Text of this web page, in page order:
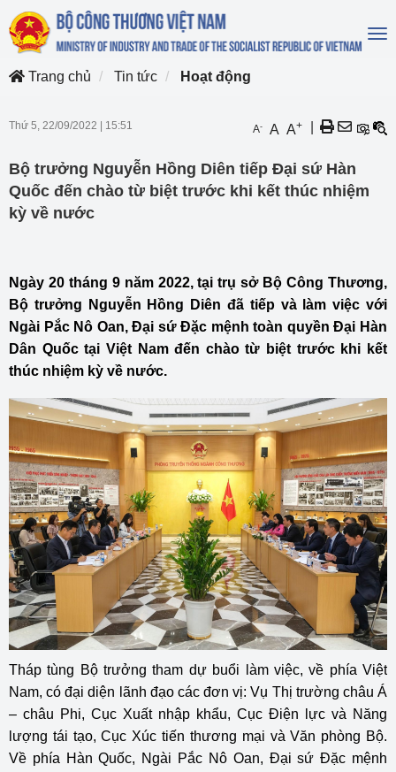
Trang chủ
Tin tức Hoạt động
Thứ 5, 22/09/2022 15:51 A- A A+
Bộ trưởng Nguyễn Hồng Diên tiếp Đại sứ Hàn
Quốc đến chào từ biệt trước khi kết thúc nhiệm
kỳ về nước
Ngày 20 tháng 9 năm 2022, tại trụ sở Bộ Công Thương,
Bộ trưởng Nguyễn Hồng Diên đã tiếp và làm việc với
Ngài Pắc Nô Oan, Đại sứ Đặc mệnh toàn quyền Đại Hàn
Dân Quốc tại Việt Nam đến chào từ biệt trước khi kết
thúc nhiệm kỳ về nước.
Tháp tùng Bộ trưởng tham dự buổi làm việc, về phía Việt
Nam, có đại diện lãnh đạo các đơn vị: Vụ Thị trường châu Á
– châu Phi, Cục Xuất nhập khẩu, Cục Điện lực và Năng
lượng tái tạo, Cục Xúc tiến thương mại và Văn phòng Bộ.
Về phía Hàn Quốc, Ngài Pắc Nô Oan, Đại sứ Đặc mệnh